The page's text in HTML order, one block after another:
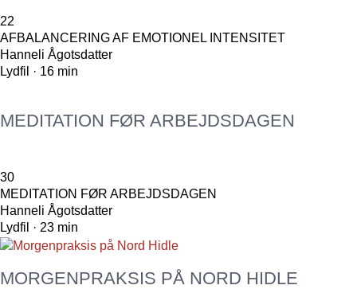
22
AFBALANCERING AF EMOTIONEL INTENSITET
Hanneli Ågotsdatter
Lydfil · 16 min
MEDITATION FØR ARBEJDSDAGEN
30
MEDITATION FØR ARBEJDSDAGEN
Hanneli Ågotsdatter
Lydfil · 23 min
MORGENPRAKSIS PÅ NORD HIDLE